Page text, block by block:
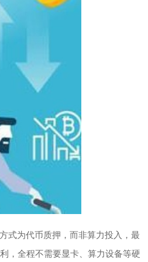
式为代币质押，而非算力投入，最
，全程不需要显卡、算力设备等硬